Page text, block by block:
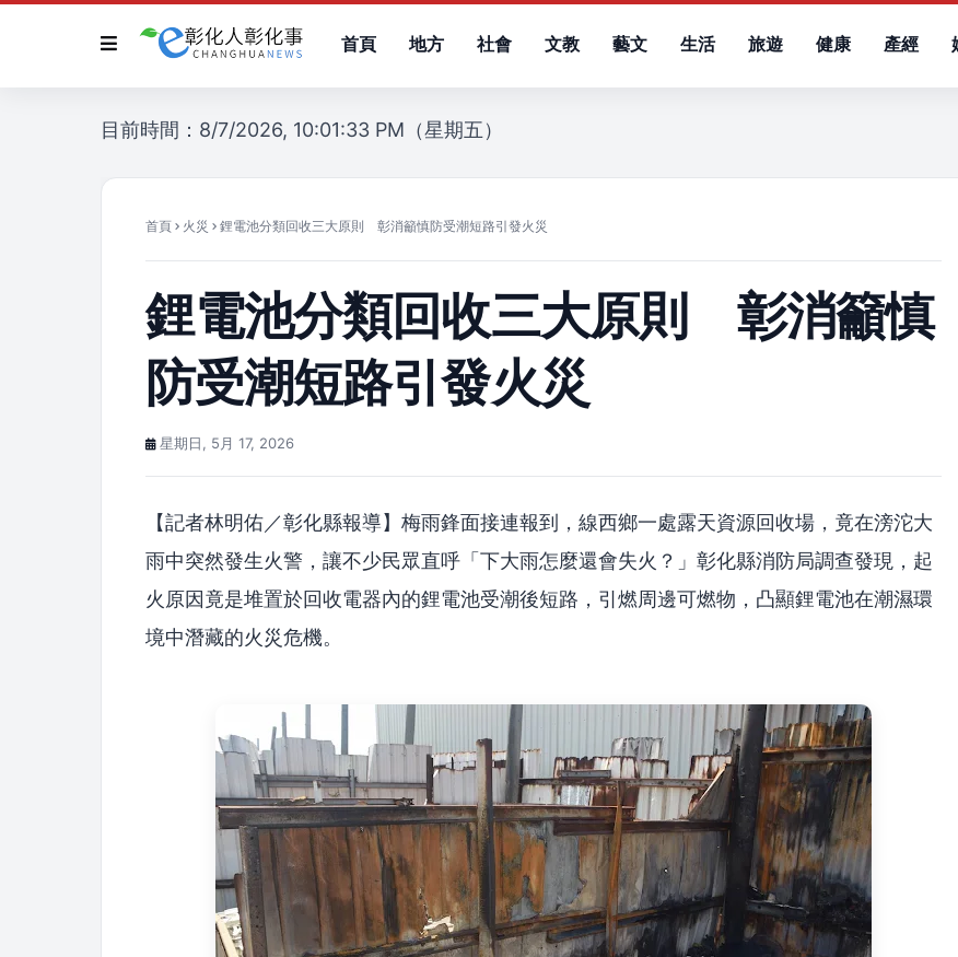
首頁 地方 社會 文教 藝文 生活 旅遊 健康 產經
目前時間：8/7/2026, 10:01:33 PM（星期五）
首頁 火災 鋰電池分類回收三大原則 彰消籲慎防受潮短路引發火災
鋰電池分類回收三大原則 彰消籲慎
防受潮短路引發火災
星期日, 5月 17, 2026
【記者林明佑／彰化縣報導】梅雨鋒面接連報到，線西鄉一處露天資源回收場，竟在滂沱大
雨中突然發生火警，讓不少民眾直呼「下大雨怎麼還會失火？」彰化縣消防局調查發現，起
火原因竟是堆置於回收電器內的鋰電池受潮後短路，引燃周邊可燃物，凸顯鋰電池在潮濕環
境中潛藏的火災危機。